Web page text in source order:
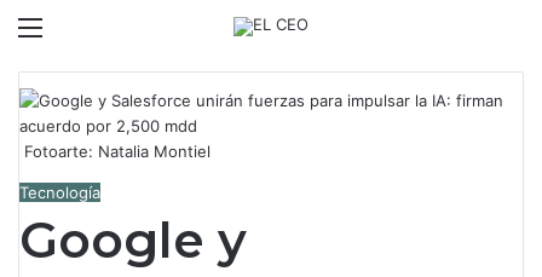
Fotoarte: Natalia Montiel
Tecnología
Google y